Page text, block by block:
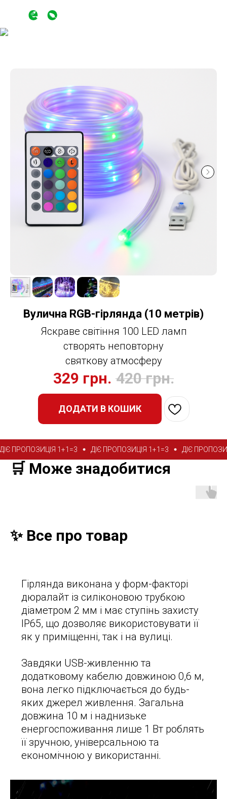
Вулична RGB-гірлянда (10 метрів)
Яскраве світіння 100 LED ламп
створять неповторну
святкову атмосферу
329 грн. 420 грн.
ДОДАТИ В КОШИК
ПРОПОЗИЦІЯ 1+1=3 ДІЄ ПРОПОЗИЦІЯ 1+1=3 ДІЄ
🛒 Може знадобитися
✨ Все про товар
Гірлянда виконана у форм-факторі
дюралайт із силіконовою трубкою
діаметром 2 мм і має ступінь захисту
IP65, що дозволяє використовувати її
як у приміщенні, так і на вулиці.
Завдяки USB-живленню та
додатковому кабелю довжиною 0,6 м,
вона легко підключається до будь-
яких джерел живлення. Загальна
довжина 10 м і наднизьке
енергоспоживання лише 1 Вт роблять
її зручною, універсальною та
економічною у використанні.